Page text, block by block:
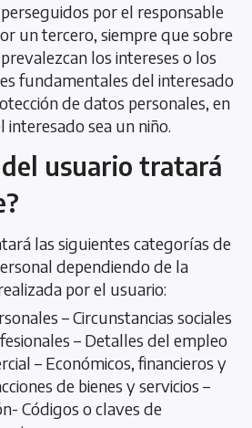
por el responsable
un tercero, siempre que sobre
los intereses o los
fundamentales del interesado
de datos personales, en
sea un niño.
usuario tratará
las siguientes categorías de
dependiendo de la
por el usuario:
– Circunstancias sociales
– Detalles del empleo
– Económicos, financieros y
de bienes y servicios –
Códigos o claves de